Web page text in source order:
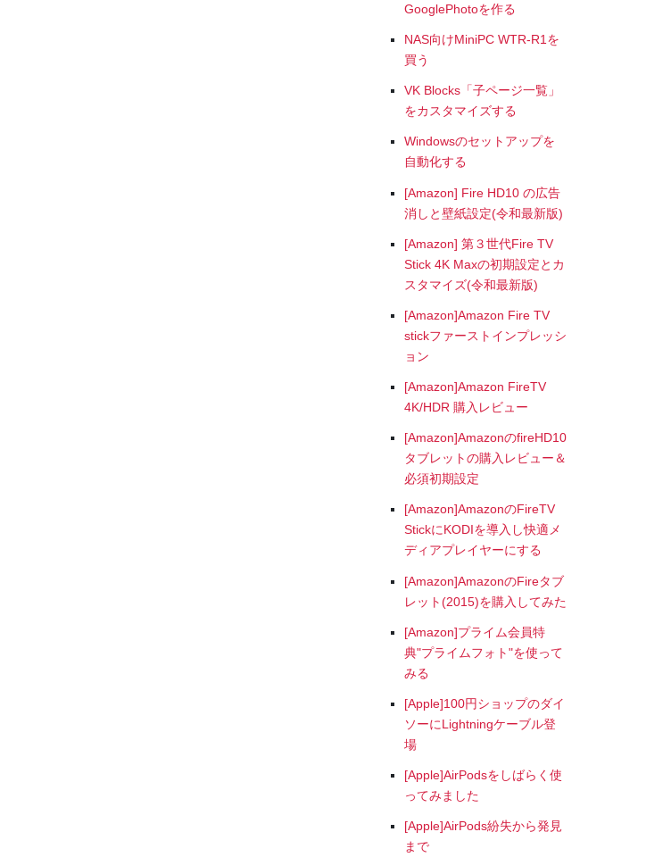
GooglePhotoを作る
NAS向けMiniPC WTR-R1を
買う
VK Blocks「子ページ一覧」
をカスタマイズする
Windowsのセットアップを
自動化する
[Amazon] Fire HD10 の広告
消しと壁紙設定(令和最新版)
[Amazon] 第３世代Fire TV
Stick 4K Maxの初期設定とカ
スタマイズ(令和最新版)
[Amazon]Amazon Fire TV
stickファーストインプレッシ
ョン
[Amazon]Amazon FireTV
4K/HDR 購入レビュー
[Amazon]AmazonのfireHD10
タブレットの購入レビュー＆
必須初期設定
[Amazon]AmazonのFireTV
StickにKODIを導入し快適メ
ディアプレイヤーにする
[Amazon]AmazonのFireタブ
レット(2015)を購入してみた
[Amazon]プライム会員特
典"プライムフォト"を使って
みる
[Apple]100円ショップのダイ
ソーにLightningケーブル登
場
[Apple]AirPodsをしばらく使
ってみました
[Apple]AirPods紛失から発見
まで